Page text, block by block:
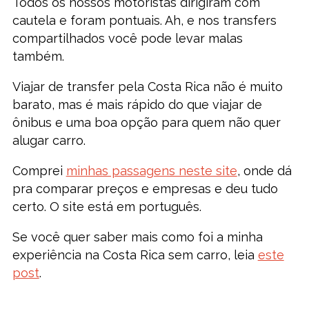
cautela e foram pontuais. Ah, e nos transfers
compartilhados você pode levar malas
também.
Viajar de transfer pela Costa Rica não é muito
barato, mas é mais rápido do que viajar de
ônibus e uma boa opção para quem não quer
alugar carro.
Comprei minhas passagens neste site, onde dá
pra comparar preços e empresas e deu tudo
certo. O site está em português.
Se você quer saber mais como foi a minha
experiência na Costa Rica sem carro, leia este
post.